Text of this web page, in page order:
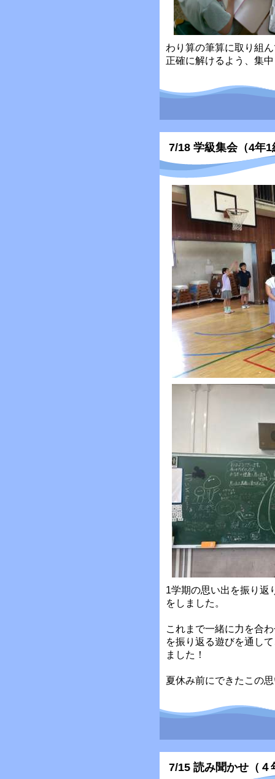
わり算の筆算に取り組
正確に解けるよう、集
7/18 学級集会（4年1
1学期の思い出を振り返
をしました。
これまで一緒に力を合
を振り返る遊びを通し
ました！
夏休み前にできたこの
7/15 読み聞かせ（４